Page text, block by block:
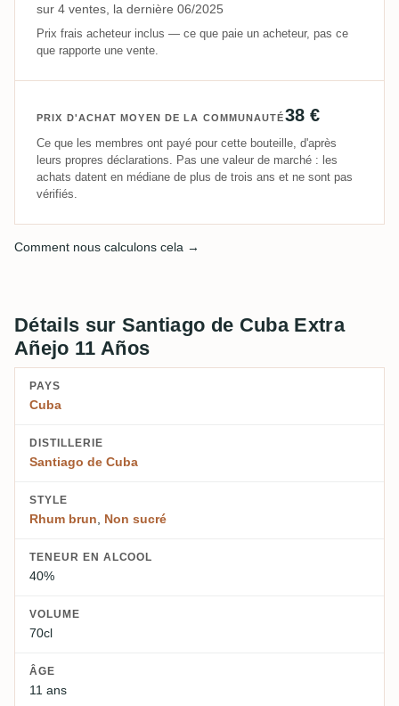
sur 4 ventes, la dernière 06/2025
Prix frais acheteur inclus — ce que paie un acheteur, pas ce
que rapporte une vente.
PRIX D'ACHAT MOYEN DE LA COMMUNAUTÉ38 €
Ce que les membres ont payé pour cette bouteille, d'après
leurs propres déclarations. Pas une valeur de marché : les
achats datent en médiane de plus de trois ans et ne sont pas
vérifiés.
Comment nous calculons cela →
Détails sur Santiago de Cuba Extra
Añejo 11 Años
PAYS
Cuba
DISTILLERIE
Santiago de Cuba
STYLE
Rhum brun, Non sucré
TENEUR EN ALCOOL
40%
VOLUME
70cl
ÂGE
11 ans